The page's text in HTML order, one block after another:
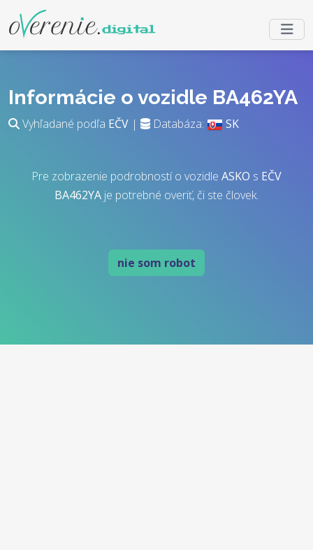
Informácie o vozidle BA462YA
Vyhľadané podľa EČV | Databáza: SK
Pre zobrazenie podrobností o vozidle ASKO s EČV
BA462YA je potrebné overiť, či ste človek.
nie som robot